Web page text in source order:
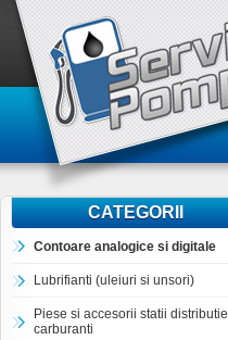
CATEGORII
Contoare analogice si digitale
Lubrifianti (uleiuri si unsori)
Piese si accesorii statii distributie
carburanti